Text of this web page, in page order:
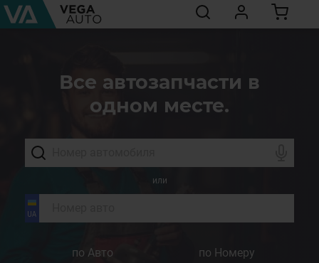
Все автозапчасти в
одном месте.
или
по Авто по Номеру